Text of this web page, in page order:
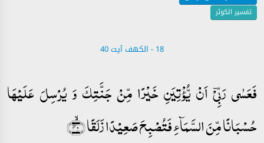
تفسیر الکوثر
18 - ‎الكهف آیت 40
فَعَسٰی رَبِّیۡۤ اَنۡ یُّؤۡتِیَنِ خَیۡرًا مِّنۡ جَنَّتِکَ وَ یُرۡسِلَ عَلَیۡہَا
حُسۡبَانًا مِّنَ السَّمَآءِ فَتُصۡبِحَ صَعِیۡدًا زَلَقًا ﴿ۙ۴۰﴾